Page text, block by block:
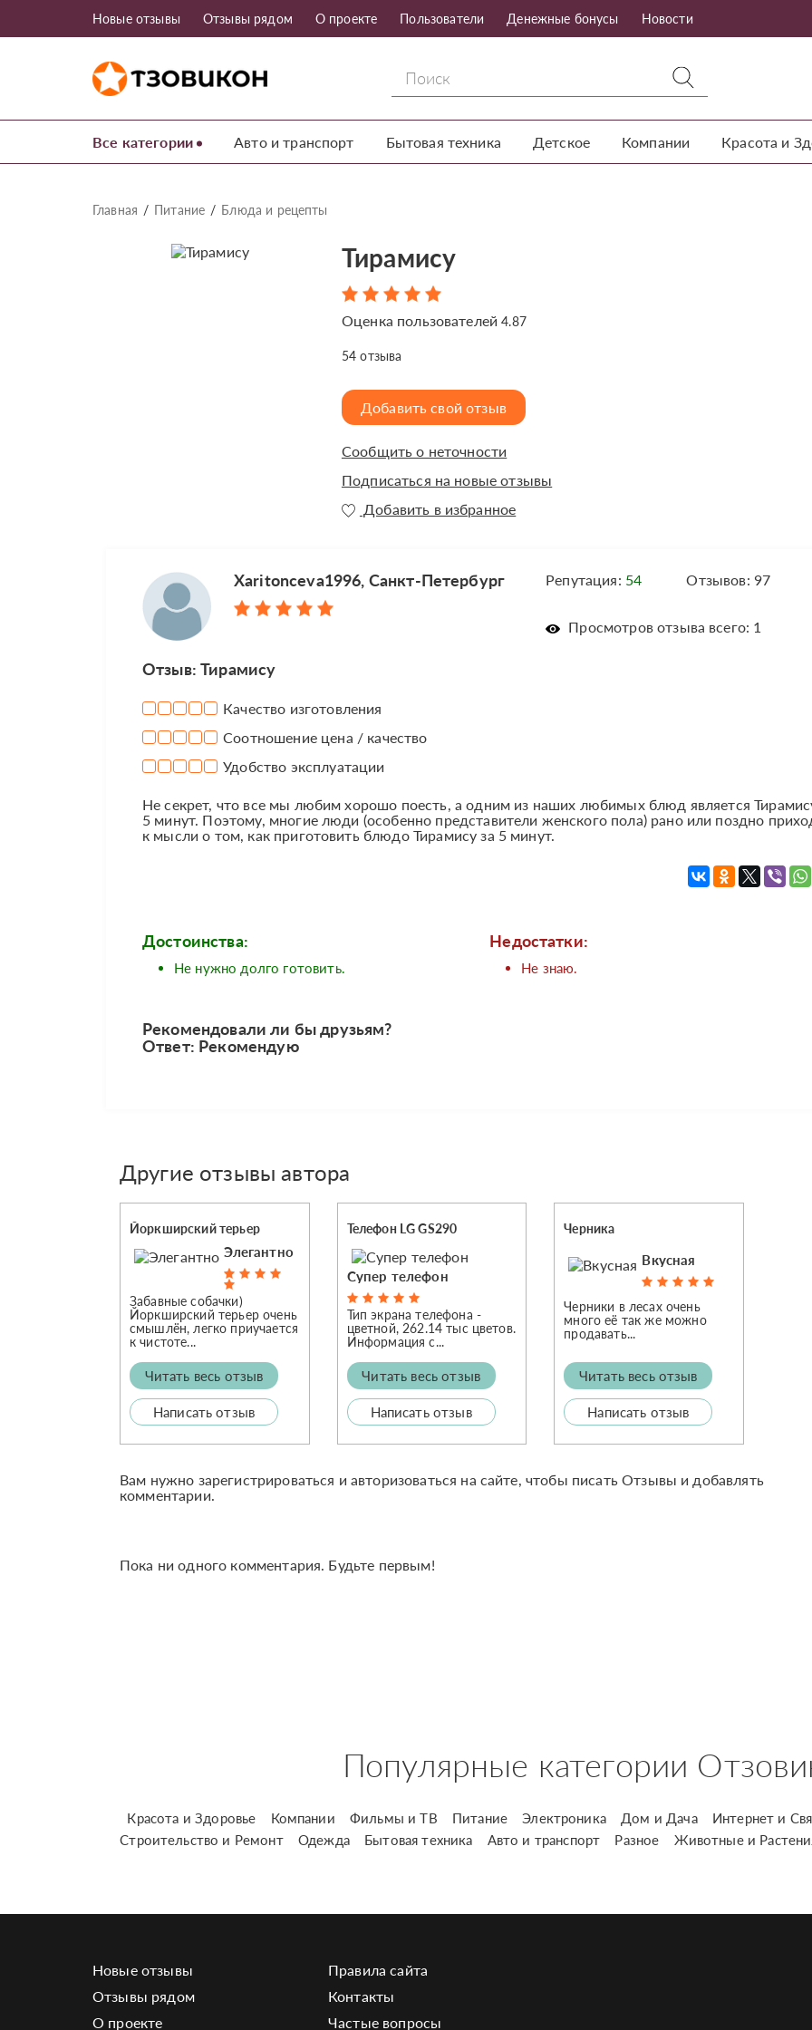
Новые отзывы Отзывы рядом О проекте Пользователи Денежные бонусы Новости
Все категории Авто и транспорт Бытовая техника Детское Компании Красота и
Главная Питание Блюда и рецепты
Тирамису
Оценка пользователей4.87
54 отзыва
Добавить свой отзыв
Сообщить о неточности
Подписаться на новые отзывы
Добавить в избранное
Xaritonceva1996, Санкт-Петербург Репутация: 54 Отзывов: 97
Просмотров отзыва всего: 1
Отзыв: Тирамису
Качество изготовления
Соотношение цена / качество
Удобство эксплуатации
Не секрет, что все мы любим хорошо поесть, а одним из наших любимых блюд является
5 минут. Поэтому, многие люди (особенно представители женского пола) рано или поздно
к мысли о том, как приготовить блюдо Тирамису за 5 минут.
Достоинства:
Не нужно долго готовить.
Недостатки:
Не знаю.
Рекомендовали ли бы друзьям?
Ответ: Рекомендую
Другие отзывы автора
Йоркширский терьер
Элегантно
Забавные собачки)
Йоркширский терьер очень
смышлён, легко приучается
к чистоте...
Читать весь отзыв
Написать отзыв
Телефон LG GS290
Супер телефон
Тип экрана телефона -
цветной, 262.14 тыс цветов.
Информация с...
Читать весь отзыв
Написать отзыв
Черника
Вкусная
Черники в лесах очень
много её так же можно
продавать...
Читать весь отзыв
Написать отзыв
Вам нужно зарегистрироваться и авторизоваться на сайте, чтобы писать Отзывы и добавлять
комментарии.
Пока ни одного комментария. Будьте первым!
Популярные категории
Красота и Здоровье Компании Фильмы и ТВ Питание Электроника Дом и Дача
Интернет и
Строительство и Ремонт
Одежда Бытовая техника Авто и транспорт Разное Животные и
Новые отзывы
Отзывы рядом
О проекте
Правила сайта
Контакты
Частые вопросы